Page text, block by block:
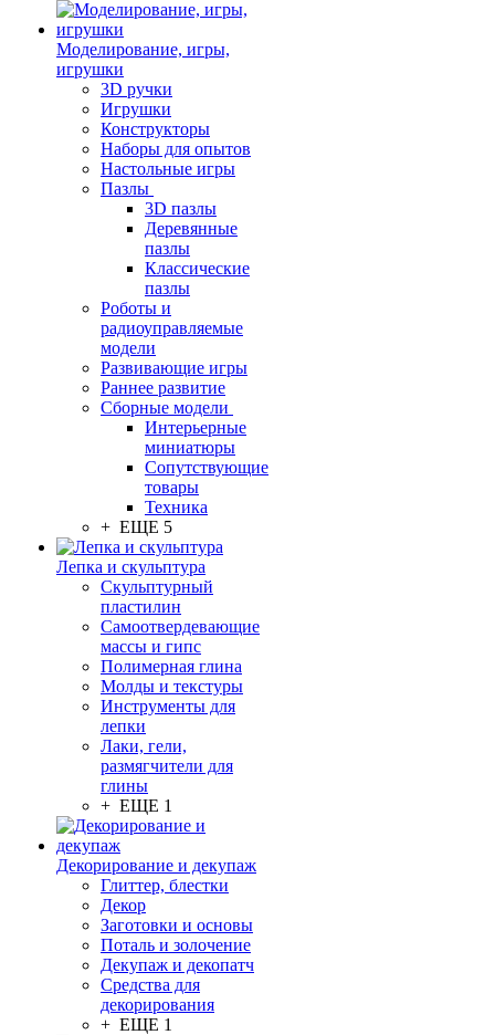
Моделирование, игры,
игрушки
3D ручки
Игрушки
Конструкторы
Наборы для опытов
Настольные игры
Пазлы
3D пазлы
Деревянные
пазлы
Классические
пазлы
Роботы и
радиоуправляемые
модели
Развивающие игры
Раннее развитие
Сборные модели
Интерьерные
миниатюры
Сопутствующие
товары
Техника
+ ЕЩЕ 5
Лепка и скульптура
Скульптурный
пластилин
Самоотвердевающие
массы и гипс
Полимерная глина
Молды и текстуры
Инструменты для
лепки
Лаки, гели,
размягчители для
глины
+ ЕЩЕ 1
Декорирование и декупаж
Глиттер, блестки
Декор
Заготовки и основы
Поталь и золочение
Декупаж и декопатч
Средства для
декорирования
+ ЕЩЕ 1